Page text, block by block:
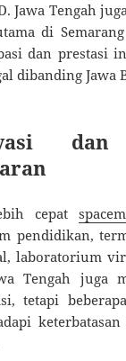
Jawa Tengah
di
dan prestasi
dibanding Jawa
dan
cepat
pendidikan,
laboratorium
Tengah juga
tetapi